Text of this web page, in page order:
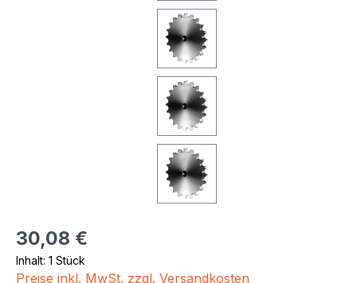
Regulärer Preis:
30,08 €
Inhalt: 1 Stück
Preise inkl. MwSt. zzgl. Versandkosten